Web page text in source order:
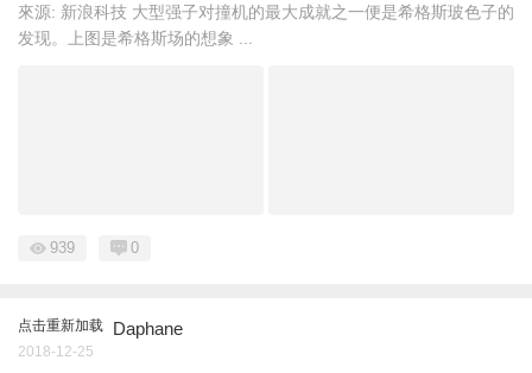
來源: 新浪科技 大型强子对撞机的最大成就之一便是希格斯玻色子的
发现。上图是希格斯场的想象 ...
939 0
点击重新加载 Daphane
2018-12-25